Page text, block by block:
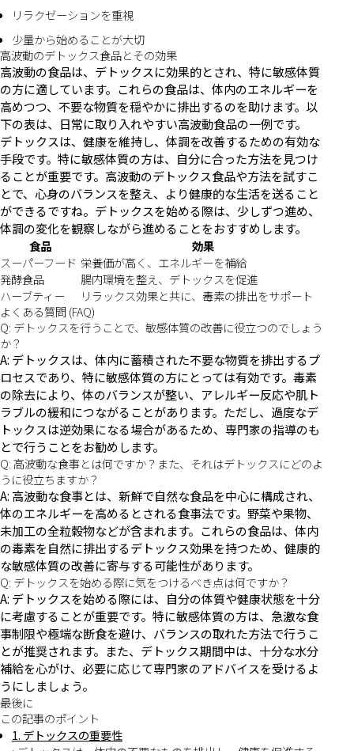
リラクゼーションを重視
少量から始めることが大切
高波動のデトックス食品とその効果
高波動の食品は、デトックスに効果的とされ、特に敏感体質
の方に適しています。これらの食品は、体内のエネルギーを
高めつつ、不要な物質を穏やかに排出するのを助けます。以
下の表は、日常に取り入れやすい高波動食品の一例です。
デトックスは、健康を維持し、体調を改善するための有効な
手段です。特に敏感体質の方は、自分に合った方法を見つけ
ることが重要です。高波動のデトックス食品や方法を試すこ
とで、心身のバランスを整え、より健康的な生活を送ること
ができるですね。デトックスを始める際は、少しずつ進め、
体調の変化を観察しながら進めることをおすすめします。
食品
効果
スーパーフード 栄養価が高く、エネルギーを補給
発酵食品
腸内環境を整え、デトックスを促進
ハーブティー
リラックス効果と共に、毒素の排出をサポート
よくある質問 (FAQ)
Q: デトックスを行うことで、敏感体質の改善に役立つのでしょう
か？
A: デトックスは、体内に蓄積された不要な物質を排出するプ
ロセスであり、特に敏感体質の方にとっては有効です。毒素
の除去により、体のバランスが整い、アレルギー反応や肌ト
ラブルの緩和につながることがあります。ただし、過度なデ
トックスは逆効果になる場合があるため、専門家の指導のも
とで行うことをお勧めします。
Q: 高波動な食事とは何ですか？また、それはデトックスにどのよ
うに役立ちますか？
A: 高波動な食事とは、新鮮で自然な食品を中心に構成され、
体のエネルギーを高めるとされる食事法です。野菜や果物、
未加工の全粒穀物などが含まれます。これらの食品は、体内
の毒素を自然に排出するデトックス効果を持つため、健康的
な敏感体質の改善に寄与する可能性があります。
Q: デトックスを始める際に気をつけるべき点は何ですか？
A: デトックスを始める際には、自分の体質や健康状態を十分
に考慮することが重要です。特に敏感体質の方は、急激な食
事制限や極端な断食を避け、バランスの取れた方法で行うこ
とが推奨されます。また、デトックス期間中は、十分な水分
補給を心がけ、必要に応じて専門家のアドバイスを受けるよ
うにしましょう。
最後に
この記事のポイント
1. デトックスの重要性